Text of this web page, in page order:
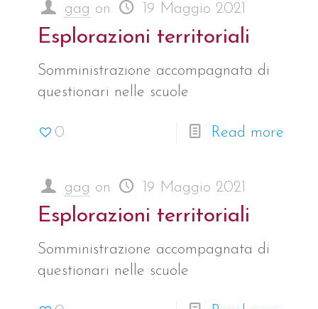
gag on 19 Maggio 2021
Esplorazioni territoriali
Somministrazione accompagnata di
questionari nelle scuole
0 Read more
gag on 19 Maggio 2021
Esplorazioni territoriali
Somministrazione accompagnata di
questionari nelle scuole